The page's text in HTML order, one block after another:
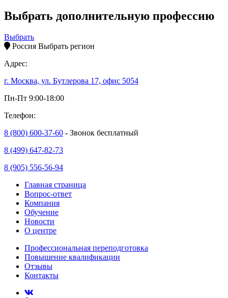
Выбрать дополнительную профессию
Выбрать
Россия Выбрать регион
Адрес:
г. Москва, ул. Бутлерова 17, офис 5054
Пн-Пт 9:00-18:00
Телефон:
8 (800) 600-37-60 - Звонок бесплатный
8 (499) 647-82-73
8 (905) 556-56-94
Главная страница
Вопрос-ответ
Компания
Обучение
Новости
О центре
Профессиональная переподготовка
Повышение квалификации
Отзывы
Контакты